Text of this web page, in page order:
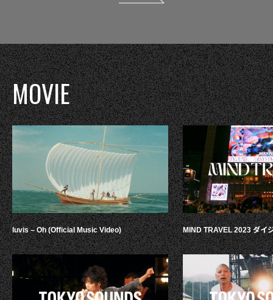
MOVIE
luvis – Oh (Official Music Video) MIND TRAVEL 2023 ダイ